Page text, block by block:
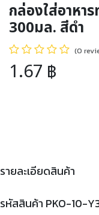
กล่องใส่อาหา
300มล. สีดำ
(0
1.67 ฿
รายละเอียดสินค้า
รหัสสินค้า PKO-10-